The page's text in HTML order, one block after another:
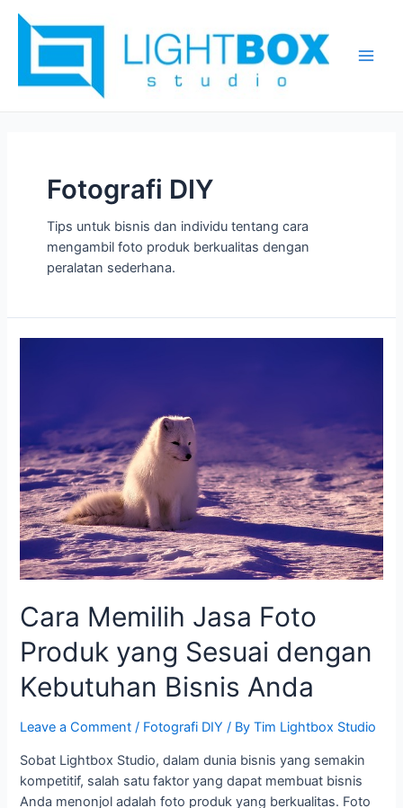
content
Fotografi DIY
Tips untuk bisnis dan individu tentang cara
mengambil foto produk berkualitas dengan
peralatan sederhana.
Cara Memilih Jasa Foto
Produk yang Sesuai dengan
Kebutuhan Bisnis Anda
Leave a Comment / Fotografi DIY / ByTim Lightbox Studio
Sobat Lightbox Studio, dalam dunia bisnis yang semakin
kompetitif, salah satu faktor yang dapat membuat bisnis
Anda menonjol adalah foto produk yang berkualitas. Foto
Produk
yang
Sesuai
dengan
Kebutuhan
Bisnis
Anda